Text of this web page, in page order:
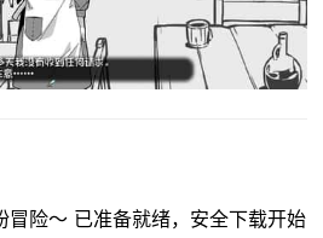
冒险～ 已准备就绪，安全下载开始